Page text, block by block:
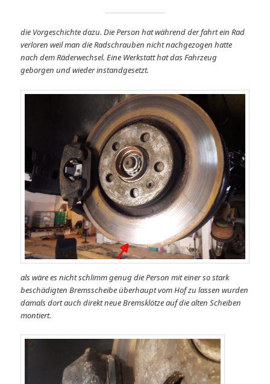
die Vorgeschichte dazu. Die Person hat während der fahrt ein Rad
verloren weil man die Radschrauben nicht nachgezogen hatte
nach dem Räderwechsel. Eine Werkstatt hat das Fahrzeug
geborgen und wieder instandgesetzt.
als wäre es nicht schlimm genug die Person mit einer so stark
beschädigten Bremsscheibe überhaupt vom Hof zu lassen wurden
damals dort auch direkt neue Bremsklötze auf die alten Scheiben
montiert.